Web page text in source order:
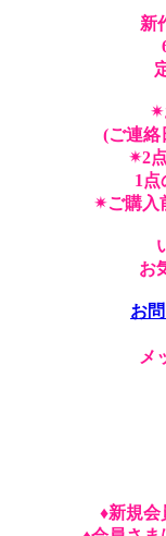
新
✴︎
(ご連
✴︎2
1
✴︎ご購入
お
お
メ
♦︎新規会